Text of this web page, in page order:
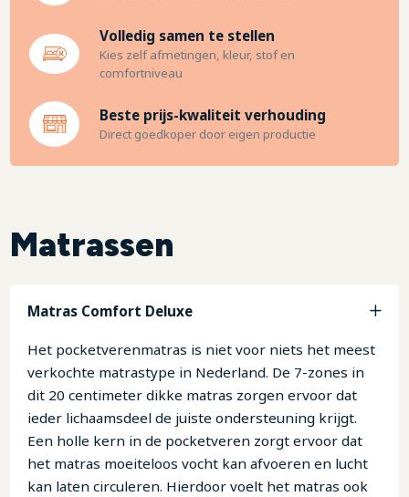
Volledig samen te stellen
Kies zelf afmetingen, kleur, stof en
comfortniveau
Beste prijs-kwaliteit verhouding
Direct goedkoper door eigen productie
Matrassen
Matras Comfort Deluxe
Het pocketverenmatras is niet voor niets het meest
verkochte matrastype in Nederland. De 7-zones in
dit 20 centimeter dikke matras zorgen ervoor dat
ieder lichaamsdeel de juiste ondersteuning krijgt.
Een holle kern in de pocketveren zorgt ervoor dat
het matras moeiteloos vocht kan afvoeren en lucht
kan laten circuleren. Hierdoor voelt het matras ook